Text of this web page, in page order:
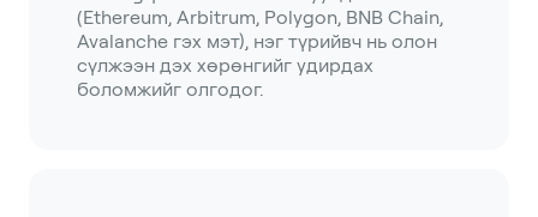
(Ethereum, Arbitrum, Polygon, BNB Chain,
Avalanche гэх мэт), нэг түрийвч нь олон
сүлжээн дэх хөрөнгийг удирдах
боломжийг олгодог.